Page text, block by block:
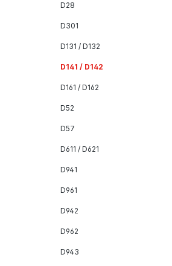
D28
D301
D131 / D132
D141 / D142
D161 / D162
D52
D57
D611 / D621
D941
D961
D942
D962
D943